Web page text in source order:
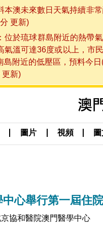
本澳未來數日天氣持續非
更新)
位於琉球群島附近的熱帶
氣溫可達36度或以上，市
島附近的低壓區，預料今
更新)
圖片 視頻
心舉行第一屆住
協和醫院澳門醫學中心